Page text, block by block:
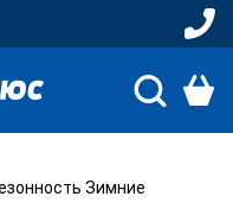
Зимние